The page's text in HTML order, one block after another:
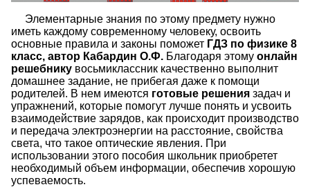
Элементарные знания по этому предмету нужно
иметь каждому современному человеку, освоить
основные правила и законы поможет ГДЗ по физике 8
класс, автор Кабардин О.Ф. Благодаря этому онлайн
решебнику восьмиклассник качественно выполнит
домашнее задание, не прибегая даже к помощи
родителей. В нем имеются готовые решения задач и
упражнений, которые помогут лучше понять и усвоить
взаимодействие зарядов, как происходит производство
и передача электроэнергии на расстояние, свойства
света, что такое оптические явления. При
использовании этого пособия школьник приобретет
необходимый объем информации, обеспечив хорошую
успеваемость.